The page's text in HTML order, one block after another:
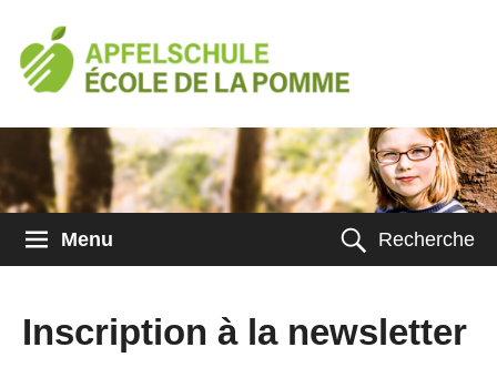
Menu Recherche
Inscription à la newsletter